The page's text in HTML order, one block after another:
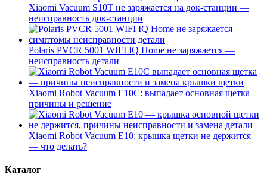
Xiaomi Vacuum S10T не заряжается на док-станции —
неисправность док-станции
Polaris PVCR 5001 WIFI IQ Home не заряжается —
неисправность детали
Xiaomi Robot Vacuum E10C: выпадает основная щетка —
причины и решение
Xiaomi Robot Vacuum E10: крышка щетки не держится
— что делать?
Каталог